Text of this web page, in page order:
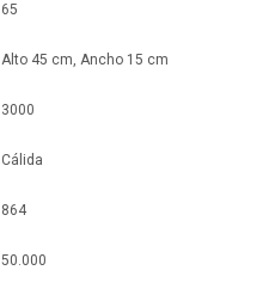
65
Alto 45 cm, Ancho 15 cm
3000
Cálida
864
50.000